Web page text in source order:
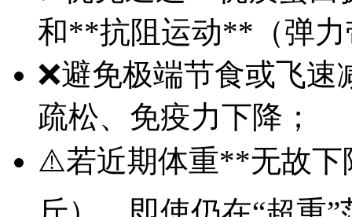
和**抗阻运动**（弹力
❌避免极端节食或飞
疏松、免疫力下降；
⚠️若近期体重**无故下